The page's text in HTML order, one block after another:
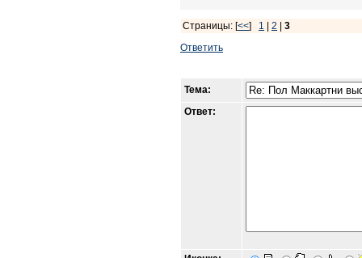
Страницы: [<<] 1 2
3
Ответить
Тема:
Ответ: